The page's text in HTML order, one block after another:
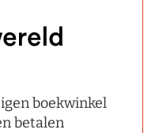
boekwinkel
betalen